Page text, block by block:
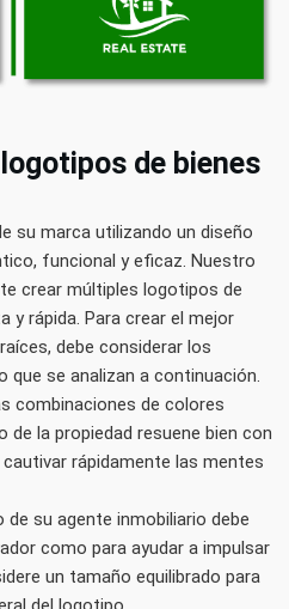
de bienes
su marca utilizando un diseño
funcional y eficaz. Nuestro
crear múltiples logotipos de
y rápida. Para crear el mejor
debe considerar los
que se analizan a continuación.
combinaciones de colores
la propiedad resuene bien con
rápidamente las mentes
de su agente inmobiliario debe
como para ayudar a impulsar
un tamaño equilibrado para